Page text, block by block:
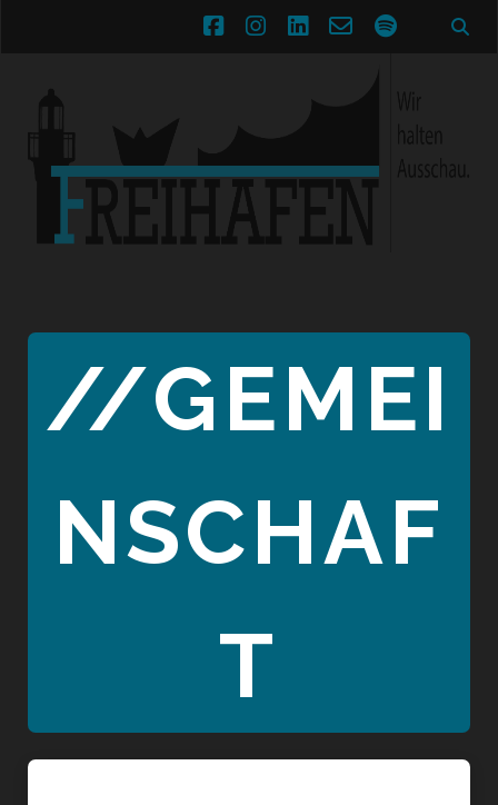
facebookinstagram
linkedin
email-spotify
//GEMEI
NSCHAF
T